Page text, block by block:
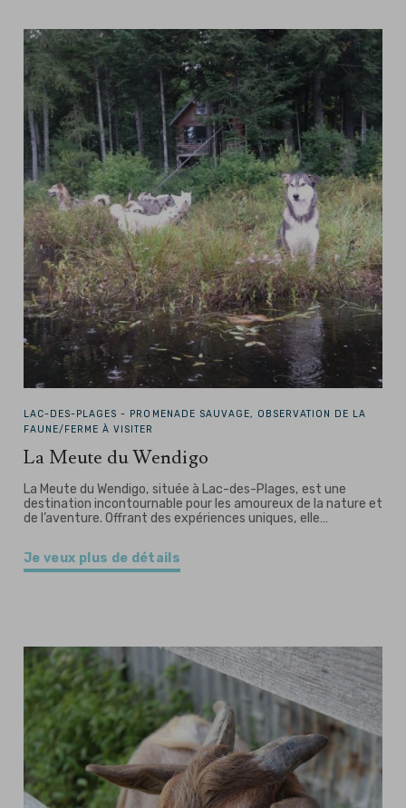
LAC-DES-PLAGES - PROMENADE SAUVAGE, OBSERVATION DE LA
FAUNE/FERME À VISITER
La Meute du Wendigo
La Meute du Wendigo, située à Lac-des-Plages, est une
destination incontournable pour les amoureux de la nature et
de l’aventure. Offrant des expériences uniques, elle…
Je veux plus de détails